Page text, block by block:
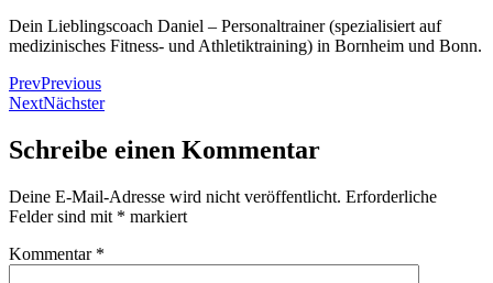
Dein Lieblingscoach Daniel – Personaltrainer (spezialisiert auf
medizinisches Fitness- und Athletiktraining) in Bornheim und Bonn.
PrevPrevious
NextNächster
Schreibe einen Kommentar
Deine E-Mail-Adresse wird nicht veröffentlicht. Erforderliche
Felder sind mit * markiert
Kommentar *